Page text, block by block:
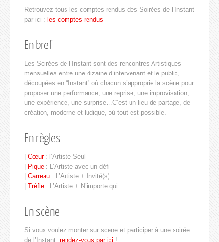
Retrouvez tous les comptes-rendus des Soirées de l’Instant
par ici : les comptes-rendus
En bref
Les Soirées de l’Instant sont des rencontres Artistiques
mensuelles entre une dizaine d’intervenant et le public,
découpées en “Instant” où chacun s’approprie la scène pour
proposer une performance, une reprise, une improvisation,
une expérience, une surprise…C’est un lieu de partage, de
création, moderne et ludique, où tout est possible.
En règles
Cœur: l’Artiste Seul
Pique : L’Artiste avec un défi
Carreau : L’Artiste + Invité(s)
Trèfle : L’Artiste + N’importe qui
En scène
Si vous voulez monter sur scène et participer à une soirée
de l’Instant, rendez-vous par ici !